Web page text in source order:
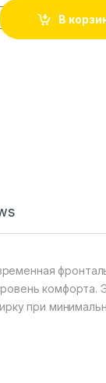
В
комфорта.
при